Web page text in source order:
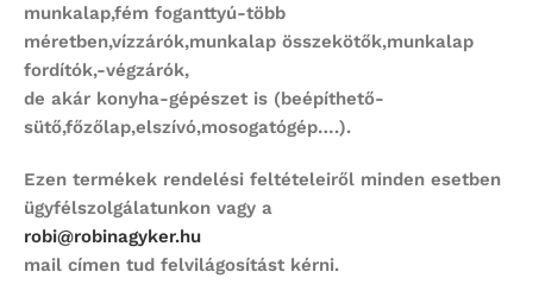
munkalap,fém foganttyú-több
méretben,vízzárók,munkalap összekötők,munkalap
fordítók,-végzárók,
de akár konyha-gépészet is (beépíthető-
sütő,főzőlap,elszívó,mosogatógép….).
Ezen termékek rendelési feltételeiről minden esetben
ügyfélszolgálatunkon vagy a
robi@robinagyker.hu
mail címen tud felvilágosítást kérni.